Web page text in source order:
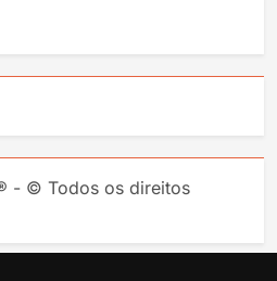
- © Todos os direitos